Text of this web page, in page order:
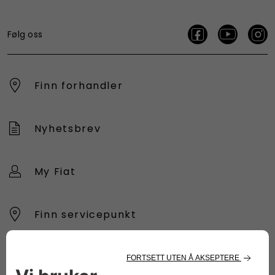
Følg oss
Finn forhandler
Nyhetsbrev
My Fiat
Finn servicepunkt